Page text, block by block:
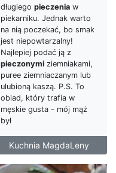
długiego pieczenia w
piekarniku. Jednak warto
na nią poczekać, bo smak
jest niepowtarzalny!
Najlepiej podać ją z
pieczonymi ziemniakami,
puree ziemniaczanym lub
ulubioną kaszą. P.S. To
obiad, który trafia w
męskie gusta - mój mąż
był
Kuchnia MagdaLeny